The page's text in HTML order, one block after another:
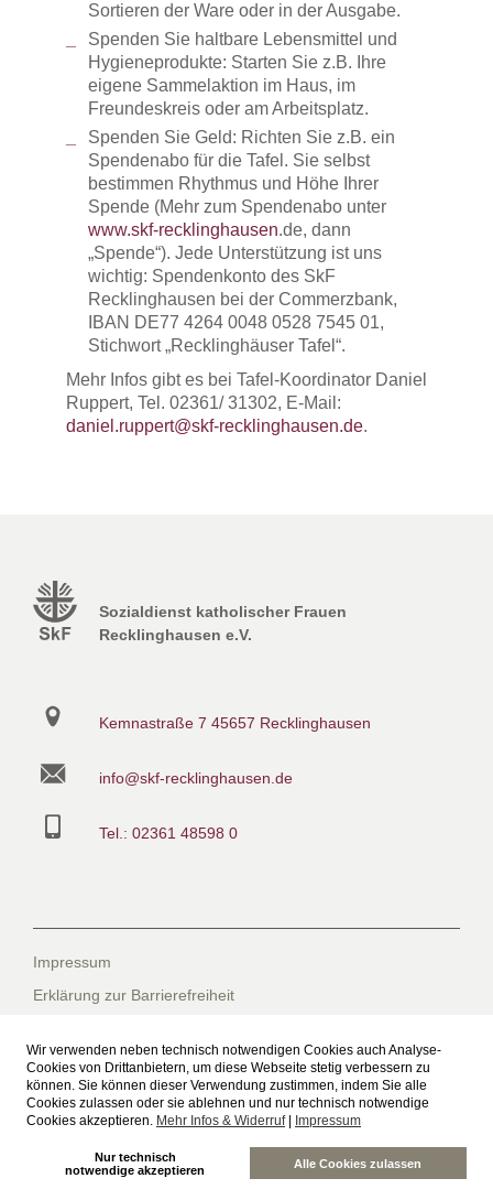
Wir verwenden neben technisch notwendigen Cookies auch Analyse-
Cookies von Drittanbietern, um diese Webseite stetig verbessern zu
können. Sie können dieser Verwendung zustimmen, indem Sie alle
Cookies zulassen oder sie ablehnen und nur technisch notwendige
Cookies akzeptieren. Mehr Infos & Widerruf| Impressum
Nur technisch
notwendige akzeptieren
Alle Cookies zulassen
Sortieren der Ware oder in der Ausgabe.
Spenden Sie haltbare Lebensmittel und
Hygieneprodukte: Starten Sie z.B. Ihre
eigene Sammelaktion im Haus, im
Freundeskreis oder am Arbeitsplatz.
Spenden Sie Geld: Richten Sie z.B. ein
Spendenabo für die Tafel. Sie selbst
bestimmen Rhythmus und Höhe Ihrer
Spende (Mehr zum Spendenabo unter
www.skf-recklinghausen.de, dann
„Spende“). Jede Unterstützung ist uns
wichtig: Spendenkonto des SkF
Recklinghausen bei der Commerzbank,
IBAN DE77 4264 0048 0528 7545 01,
Stichwort „Recklinghäuser Tafel“.
Mehr Infos gibt es bei Tafel-Koordinator Daniel
Ruppert, Tel. 02361/ 31302, E-Mail:
daniel.ruppert@skf-recklinghausen.de.
Sozialdienst katholischer Frauen
Recklinghausen e.V.
Kemnastraße 7 45657 Recklinghausen
info@skf-recklinghausen.de
Tel.: 02361 48598 0
Impressum
Erklärung zur Barrierefreiheit
Datenschutzerklärung für die Facebook-Seite
Suche
Sitemap
Freiwilliges Soziales Schuljahr beim SkF